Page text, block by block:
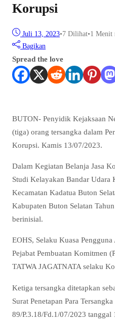
Korupsi
Juli 13, 2023•7 Dilihat•1 Menit
Bagikan
Spread the love
BUTON- Penyidik Kejaksaan
(tiga) orang tersangka dalam
Korupsi. Kamis 13/07/2023.
Dalam Kegiatan Belanja Jasa
Studi Kelayakan Bandar Udara
Kecamatan Kadatua Buton
Kabupaten Buton Selatan
berinisial.
EOHS, Selaku Kuasa
Pejabat Pembuatan Komitmen
TATWA JAGATNATA selaku
Ketiga tersangka ditetapkan
Surat Penetapan Para
89/P.3.18/Fd.1/07/2023 tanggal